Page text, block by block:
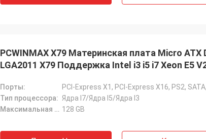
PCWINMAX X79 Материнская плата Micro ATX
LGA2011 X79 Поддержка Intel i3 i5 i7 Xeon E5
Порты:
PCI-Express X1, PCI-Express X16, PS2,
Тип процессора: Ядра I7/Ядра I5/Ядра I3
Максимальная емкость Ram: 128 GB